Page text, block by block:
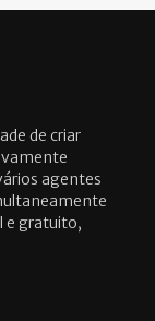
de criar
agentes
e gratuito,